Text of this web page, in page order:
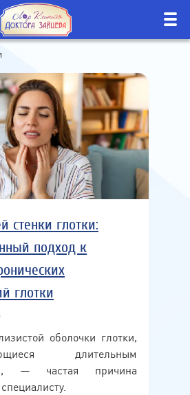
стенки глотки:
подход к
глотки
оболочки глотки,
длительным
— частая причина